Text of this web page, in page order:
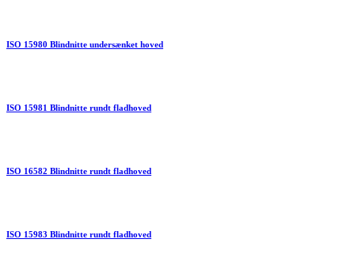
ISO 15980 Blindnitte undersænket hoved
ISO 15981 Blindnitte rundt fladhoved
ISO 16582 Blindnitte rundt fladhoved
ISO 15983 Blindnitte rundt fladhoved